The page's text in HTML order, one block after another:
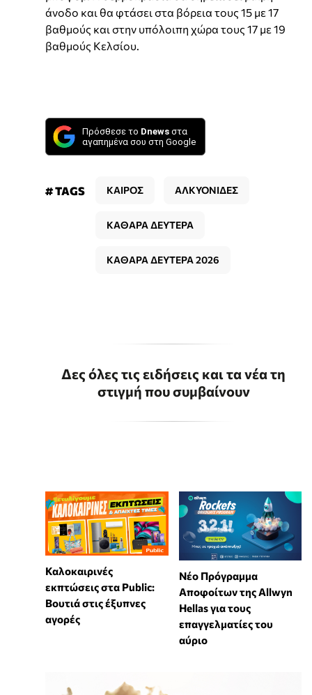
άνοδο και θα φτάσει στα βόρεια τους 15 με 17
βαθμούς και στην υπόλοιπη χώρα τους 17 με 19
βαθμούς Κελσίου.
Πρόσθεσε το Dnews στα
αγαπημένα σου στη Google
# TAGS ΚΑΙΡΟΣ ΑΛΚΥΟΝΙΔΕΣ
ΚΑΘΑΡΑ ΔΕΥΤΕΡΑ
ΚΑΘΑΡΑ ΔΕΥΤΕΡΑ 2026
Δες όλες τις ειδήσεις και τα νέα τη
στιγμή που συμβαίνουν
Καλοκαιρινές
εκπτώσεις στα Public:
Βουτιά στις έξυπνες
αγορές
Νέο Πρόγραμμα
Αποφοίτων της Allwyn
Hellas για τους
επαγγελματίες του
αύριο